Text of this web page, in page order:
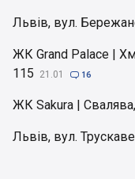
Львів, вул.
ЖК Grand Palace |
115
21.01  16
ЖК Sakura |
Львів, вул.